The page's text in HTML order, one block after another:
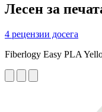
Лесен за
4 рецензии досега
Fiberlogy Easy PLA